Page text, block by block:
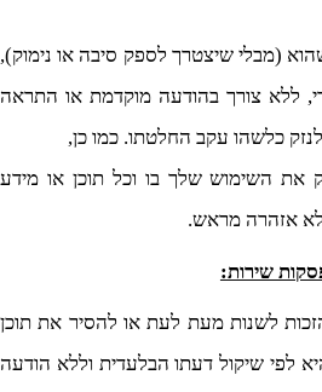
(מבלי שיצטרך לספק סיבה או נימוק),
ללא צורך בהודעה מוקדמת או התראה
כלשהו עקב החלטתו. כמו כן,
את השימוש שלך בו וכל תוכן או מידע
אזהרה מראש.
שירות:
לשנות מעת לעת או להסיר את תוכן
לפי שיקול דעתו הבלעדית וללא הודעה